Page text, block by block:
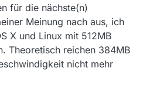
für die nächste(n)
Meinung nach aus, ich
X und Linux mit 512MB
Theoretisch reichen 384MB
nicht mehr